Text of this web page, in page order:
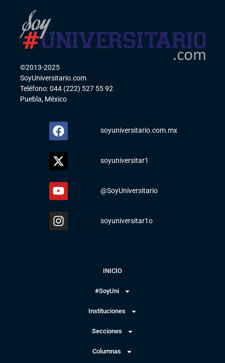
©2013-2025
SoyUniversitario.com
Teléfono: 044 (222) 527 55 92
Puebla, México
soyuniversitario.com.mx
soyuniversitar1
@SoyUniversitario
soyuniversitar1o
INICIO
#SoyUni
Instituciones
Secciones
Columnas